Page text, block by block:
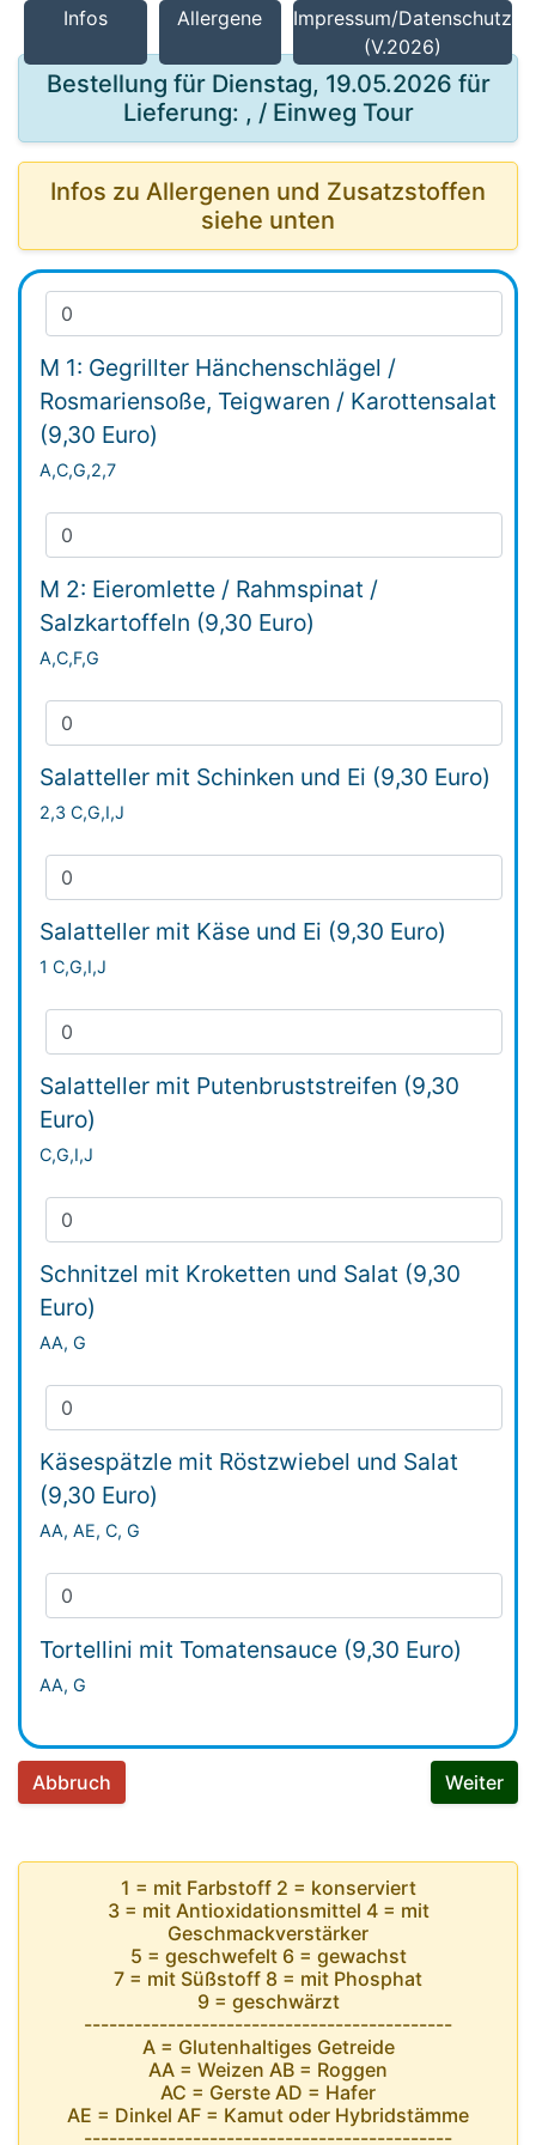
Infos Allergene
Impressum/Datenschutz
(V.2026)
Bestellung für Dienstag, 19.05.2026 für
Lieferung: , / Einweg Tour
Infos zu Allergenen und Zusatzstoffen
siehe unten
M 1: Gegrillter Hänchenschlägel /
Rosmariensoße, Teigwaren / Karottensalat
(9,30 Euro)
A,C,G,2,7
M 2: Eieromlette / Rahmspinat /
Salzkartoffeln (9,30 Euro)
A,C,F,G
Salatteller mit Schinken und Ei (9,30 Euro)
2,3 C,G,I,J
Salatteller mit Käse und Ei (9,30 Euro)
1 C,G,I,J
Salatteller mit Putenbruststreifen (9,30
Euro)
C,G,I,J
Schnitzel mit Kroketten und Salat (9,30
Euro)
AA, G
Käsespätzle mit Röstzwiebel und Salat
(9,30 Euro)
AA, AE, C, G
Tortellini mit Tomatensauce (9,30 Euro)
AA, G
Abbruch Weiter
1 = mit Farbstoff 2 = konserviert
3 = mit Antioxidationsmittel 4 = mit
Geschmackverstärker
5 = geschwefelt 6 = gewachst
7 = mit Süßstoff 8 = mit Phosphat
9 = geschwärzt
--------------------------------------------
A = Glutenhaltiges Getreide
AA = Weizen AB = Roggen
AC = Gerste AD = Hafer
AE = Dinkel AF = Kamut oder Hybridstämme
--------------------------------------------